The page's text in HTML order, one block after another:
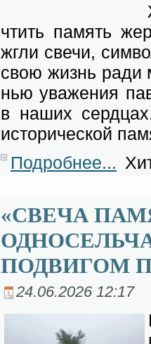
чтить па­мять
жгли све­чи,
свою жизнь ра­ди
нью ува­же­ния
в на­ших
ис­то­ри­че­ской
Подробнее...
«СВЕЧА
ПОДВИГОМ
24.06.2026 12:17